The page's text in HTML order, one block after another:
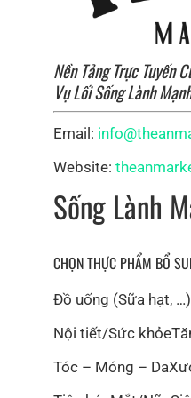
pháp canh tác bền
nuôi dưỡng sức khỏe
kết cấu kinh tế của
kết nối sâu sắc hơn
và các cộng đồng nơi
CHÚNG TÔI KHÔNG
NHUẬN
Nền Tảng Trực Tuyến
Vụ Lối Sống Lành Mạnh
Email:
Website:
Sống Lành
CHỌN THỰC PHẨM BỔ
Đồ uống (Sữa hạt, …)
Nội tiết/Sức khỏe
Tóc – Móng – Da